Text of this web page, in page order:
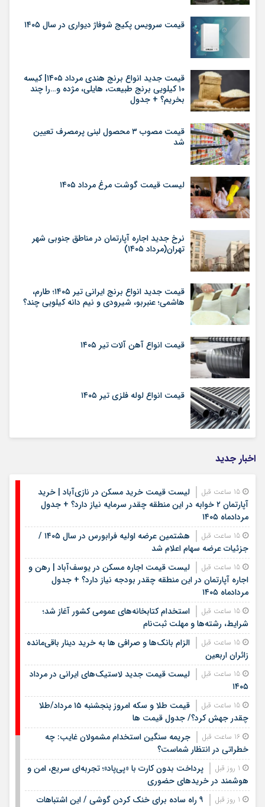
قیمت سرویس پکیج شوفاژ دیواری در سال ۱۴۰۵
قیمت جدید انواع برنج هندی مرداد ۱۴۰۵| کیسه
۱۰ کیلویی برنج طبیعت، هایلی، مژده و…را چند
بخریم؟ + جدول
قیمت مصوب ۳ محصول لبنی پرمصرف تعیین
شد
لیست قیمت گوشت مرغ مرداد ۱۴۰۵
نرخ جدید اجاره آپارتمان در مناطق جنوبی شهر
تهران(مرداد ۱۴۰۵)
قیمت جدید انواع برنج ایرانی تیر ۱۴۰۵؛ طارم،
هاشمی؛ عنبربو، شیرودی و نیم دانه کیلویی چند؟
قیمت انواع آهن آلات تیر ۱۴۰۵
قیمت انواع لوله فلزی تیر ۱۴۰۵
اخبار جدید
لیست قیمت خرید مسکن در نازی‌آباد | خرید
آپارتمان ۲ خوابه در این منطقه چقدر سرمایه نیاز دارد؟ + جدول
مردادماه ۱۴۰۵
هشتمین عرضه اولیه فرابورس در سال ۱۴۰۵ /
جزئیات عرضه سهام اعلام شد
لیست قیمت اجاره مسکن در یوسف‌آباد | رهن و
اجاره آپارتمان در این منطقه چقدر بودجه نیاز دارد؟ + جدول
مردادماه ۱۴۰۵
استخدام کتابخانه‌های عمومی کشور آغاز شد؛
شرایط، رشته‌ها و مهلت ثبت‌نام
الزام بانک‌ها و صرافی ها به خرید دینار باقی‌مانده
زائران اربعین
لیست قیمت جدید لاستیک‌های ایرانی در مرداد
۱۴۰۵
قیمت طلا و سکه امروز پنجشنبه ۱۵ مرداد/طلا
چقدر جهش کرد؟/ جدول قیمت ها
جریمه سنگین استخدام مشمولان غایب: چه
خطراتی در انتظار شماست؟
پرداخت بدون کارت با «پی‌پاد»؛ تجربه‌ای سریع، امن و
هوشمند در خریدهای حضوری
۹ راه ساده برای خنک کردن گوشی / این اشتباهات